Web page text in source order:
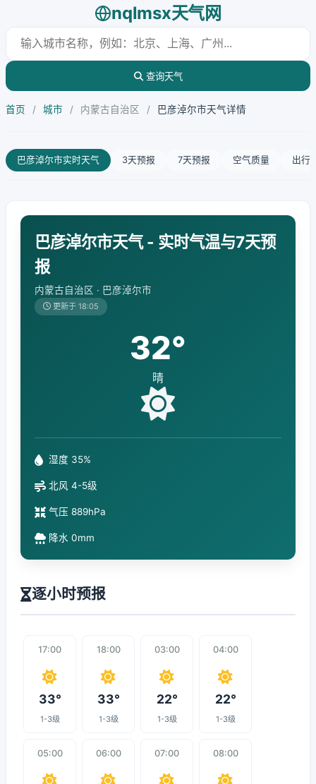
nqlmsx天气网
查询天气
首页 / 城市 / 内蒙古自治区 / 巴彦淖尔市天气详情
巴彦淖尔市实时天气 3天预报 7天预报 空气质量 出行
巴彦淖尔市天气 - 实时气温与7天预
报
内蒙古自治区 · 巴彦淖尔市
更新于 18:05
32°
晴
湿度 35%
北风 4-5级
气压 889hPa
降水 0mm
逐小时预报
17:00
33°
1-3级
18:00
33°
1-3级
03:00
22°
1-3级
04:00
22°
1-3级
05:00 06:00 07:00 08:00